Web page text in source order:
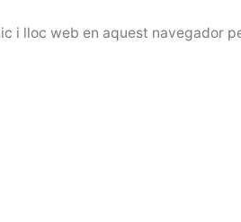
i lloc web en aquest navegador